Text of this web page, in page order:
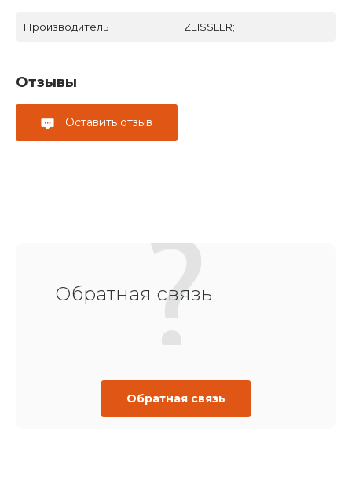
Производитель ZEISSLER;
Отзывы
Оставить отзыв
Обратная связь
Обратная связь